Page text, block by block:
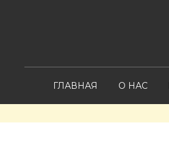
ГЛАВНАЯ О НАС